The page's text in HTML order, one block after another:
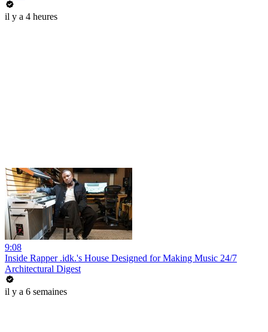
il y a 4 heures
9:08
Inside Rapper .idk.'s House Designed for Making Music 24/7
Architectural Digest
il y a 6 semaines